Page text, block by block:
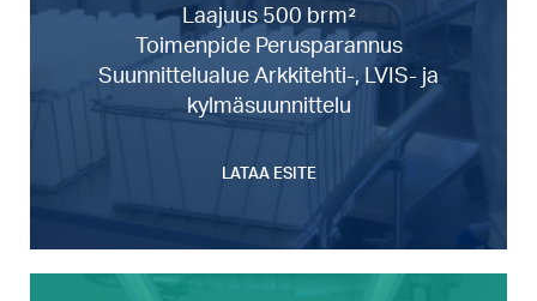
Laajuus 500 brm²
Toimenpide Perusparannus
Suunnittelualue Arkkitehti-, LVIS- ja
kylmäsuunnittelu
LATAA ESITE